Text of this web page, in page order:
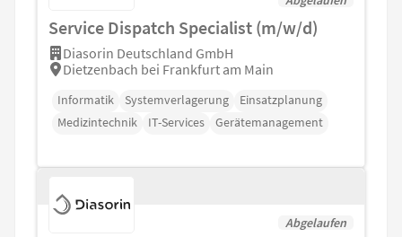
Service Dispatch Specialist (m/w/d)
Diasorin Deutschland GmbH
Dietzenbach bei Frankfurt am Main
Informatik Systemverlagerung
Einsatzplanung
Medizintechnik
IT-Services Gerätemanagement
Abgelaufen